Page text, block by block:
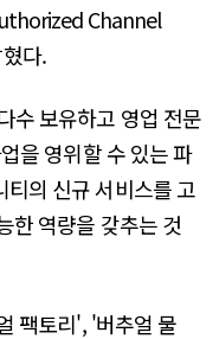
Channel
다.
수 보유하고 영업 전문
을 영위할 수 있는 파
티의 신규 서비스를 고
한 역량을 갖추는 것
팩토리', '버추얼 물